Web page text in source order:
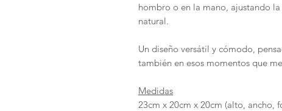
hombro o en la mano, ajustando
natural.
Un diseño versátil y cómodo,
también en esos momentos que
Medidas
23cm x 20cm x 20cm (alto, ancho,